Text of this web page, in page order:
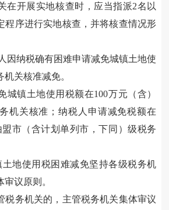
在开展实地核查时，应当指派2名以
程序进行实地核查，并将核查情况形
因纳税确有困难申请减免城镇土地使
关核准减免。
城镇土地使用税额在100万元（含）
机关核准；纳税人申请减免税额在
盟市（含计划单列市，下同）级税务
土地使用税困难减免坚持各级税务机
议原则。
税务机关的，主管税务机关集体审议